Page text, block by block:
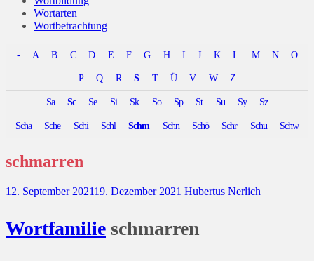
Wortarten
Wortbetrachtung
- A B C D E F G H I J K L M N O
P Q R S T Ü V W Z
Sa Sc Se Si Sk So Sp St Su Sy Sz
Scha Sche Schi Schl Schm Schn Schö Schr Schu Schw
schmarren
12. September 202119. Dezember 2021 Hubertus Nerlich
Wortfamilie schmarren